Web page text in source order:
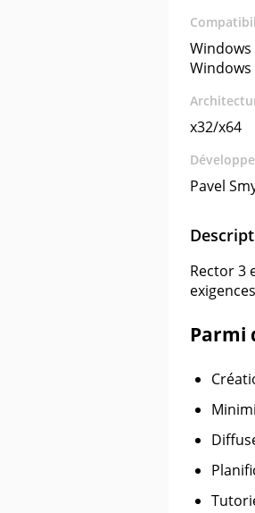
Windows
Windows
x32/x64
Pavel
Rector 3
Parmi